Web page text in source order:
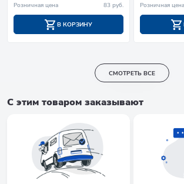
Розничная цена
83 руб.
В КОРЗИНУ
Розничная цена
СМОТРЕТЬ ВСЕ
С этим товаром заказывают